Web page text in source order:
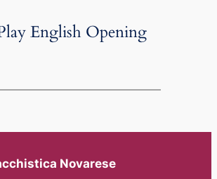
English Opening
Novarese